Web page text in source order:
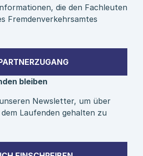
die den Fachleuten
Fremdenverkehrsamtes
bleiben
Newsletter, um über
Laufenden gehalten zu